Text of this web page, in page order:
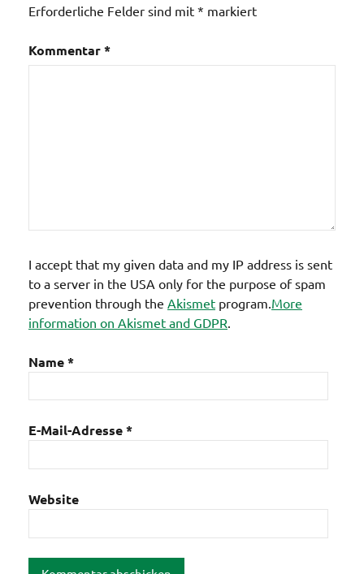
Erforderliche Felder sind mit * markiert
Kommentar*
I accept that my given data and my IP address is sent
to a server in the USA only for the purpose of spam
prevention through the Akismet program. More
information on Akismet and GDPR
Name*
E-Mail-Adresse*
Website